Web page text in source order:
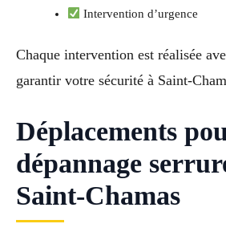
Intervention d’urgence
Chaque intervention est réalisée
garantir votre sécurité à Saint-
Déplacements
dépannage
Saint-Chamas